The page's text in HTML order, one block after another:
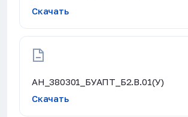
Скачать
АН_380301_БУАПТ_Б2.В.01(У)
Скачать